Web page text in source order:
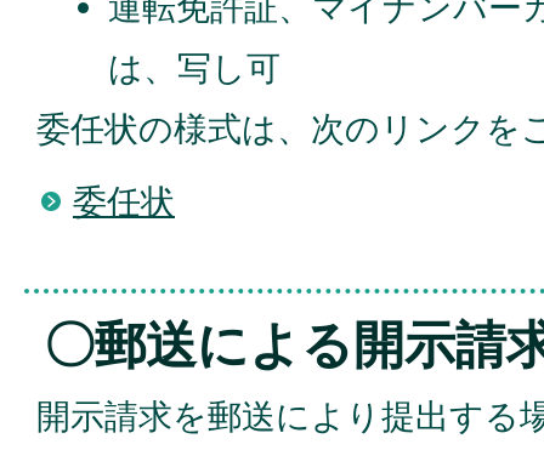
は、写し可
委任状の様式は、次のリンクを
委任状
〇郵送による開示請
開示請求を郵送により提出する